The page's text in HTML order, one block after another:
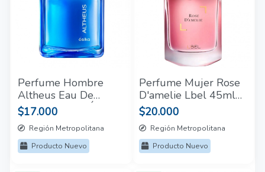
Perfume Hombre
Altheus Eau De
Toilette Spray Ésika
75 Ml
$17.000
Región Metropolitana
Producto Nuevo
Perfume Mujer Rose
D'amelie Lbel 45ml
Spray
$20.000
Región Metropolitana
Producto Nuevo